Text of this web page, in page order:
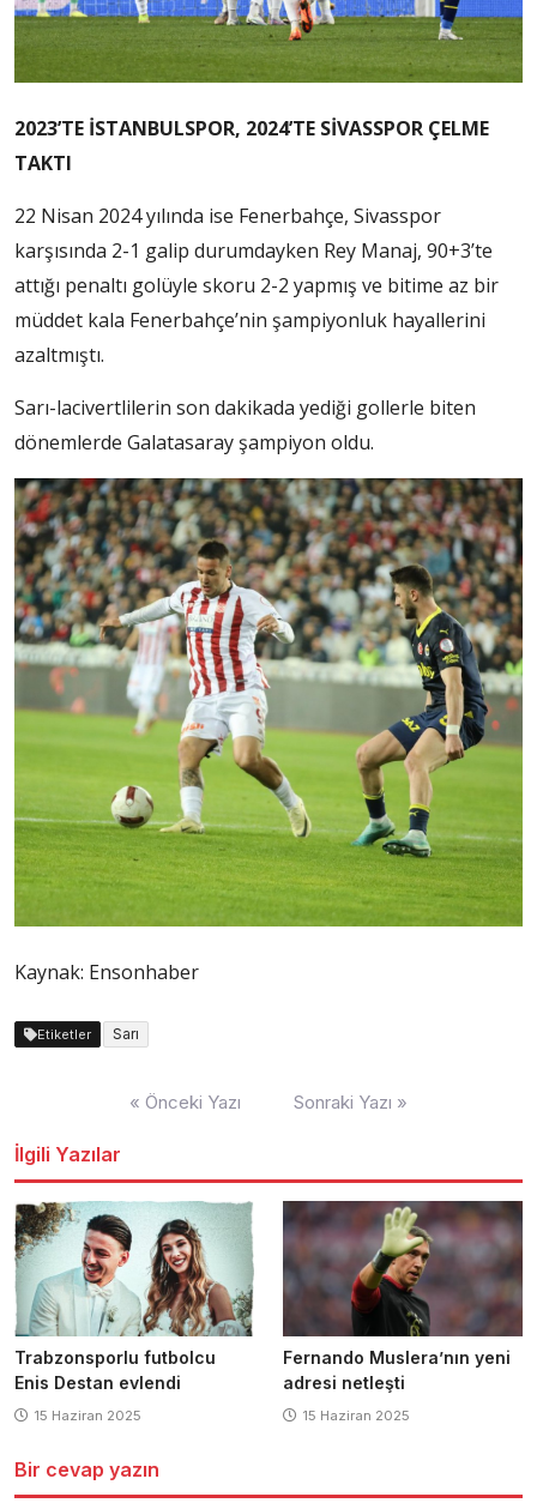
2023’TE İSTANBULSPOR, 2024’TE SİVASSPOR ÇELME
TAKTI
22 Nisan 2024 yılında ise Fenerbahçe, Sivasspor
karşısında 2-1 galip durumdayken Rey Manaj, 90+3’te
attığı penaltı golüyle skoru 2-2 yapmış ve bitime az bir
müddet kala Fenerbahçe’nin şampiyonluk hayallerini
azaltmıştı.
Sarı-lacivertlilerin son dakikada yediği gollerle biten
dönemlerde Galatasaray şampiyon oldu.
Kaynak: Ensonhaber
Etiketler Sarı
« Önceki Yazı Sonraki Yazı »
İlgili Yazılar
Trabzonsporlu futbolcu
Enis Destan evlendi
15 Haziran 2025
Fernando Muslera’nın yeni
adresi netleşti
15 Haziran 2025
Bir cevap yazın